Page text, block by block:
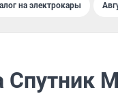
на электрокары
Спутник М